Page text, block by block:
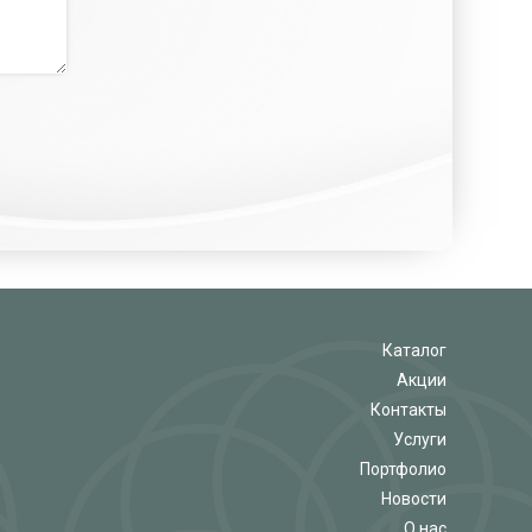
Каталог
Акции
Контакты
Услуги
Портфолио
Новости